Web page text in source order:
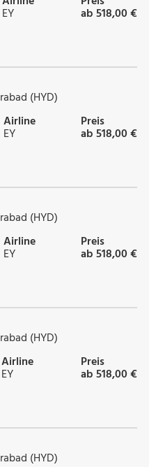
EY ab 518,00 €
(HYD)
Airline
EY
Preis
ab 518,00 €
(HYD)
Airline
EY
Preis
ab 518,00 €
(HYD)
Airline
EY
Preis
ab 518,00 €
(HYD)